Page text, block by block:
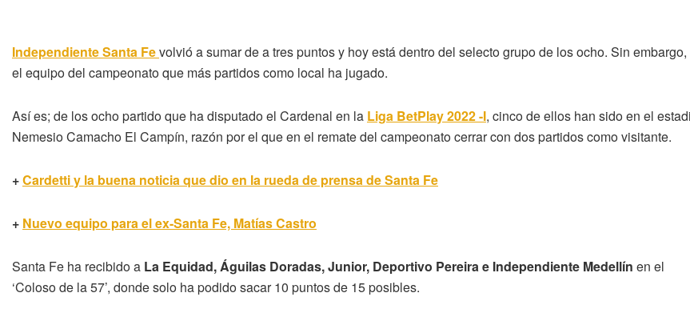
Independiente Santa Fevolvió a sumar de a tres puntos y hoy está dentro del selecto grupo de los ocho. Sin embargo,
el equipo del campeonato que más partidos como local ha jugado.
Así es; de los ocho partido que ha disputado el Cardenal en la Liga BetPlay 2022 -I, cinco de ellos han sido en el
Nemesio Camacho El Campín, razón por el que en el remate del campeonato cerrar con dos partidos como visitante.
+Cardetti y la buena noticia que dio en la rueda de prensa de Santa Fe
+ Nuevo equipo para el ex-Santa Fe, Matías Castro
Santa Fe ha recibido a La Equidad, Águilas Doradas, Junior, Deportivo Pereira e Independiente Medellín en el
‘Coloso de la 57’, donde solo ha podido sacar 10 puntos de 15 posibles.